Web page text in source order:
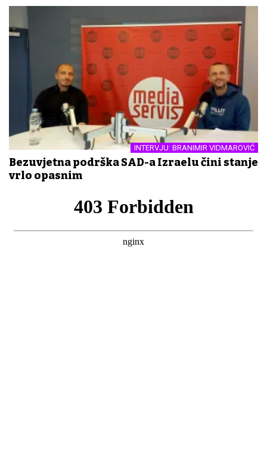
INTERVJU: BRANIMIR VIDMAROVIĆ
Bezuvjetna podrška SAD-a Izraelu čini stanje
vrlo opasnim